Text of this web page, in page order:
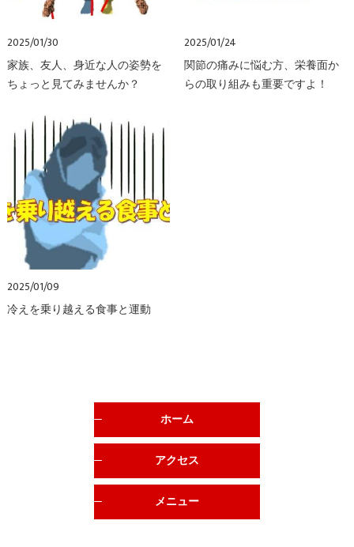
2025/01/30
家族、友人、身近な人の姿勢を
ちょっと見てみませんか？
2025/01/24
関節の痛みに悩む方、栄養面か
らの取り組みも重要ですよ！
2025/01/09
冷えを乗り越える食事と運動
ホーム
アクセス
メニュー